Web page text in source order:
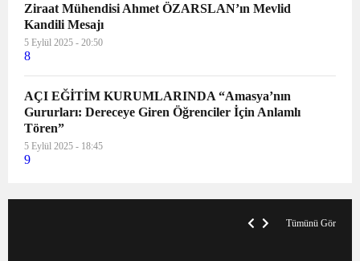
Ziraat Mühendisi Ahmet ÖZARSLAN’ın Mevlid
Kandili Mesajı
5 Eylül 2025 - 20:50
8
AÇI EĞİTİM KURUMLARINDA “Amasya’nın
Gururları: Dereceye Giren Öğrenciler İçin Anlamlı
Tören”
5 Eylül 2025 - 18:45
9
Tümünü Gör